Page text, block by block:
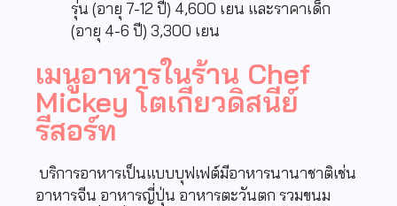
รุ่น (อายุ 7-12 ปี) 4,600 เยน และราคาเด็ก
(อายุ 4-6 ปี) 3,300 เยน
เมนูอาหารในร้าน Chef
Mickey โตเกียวดิสนีย์
รีสอร์ท
บริการอาหารเป็นแบบบุฟเฟต์มีอาหารนานาชาติเช่น
อาหารจีน อาหารญี่ปุ่น อาหารตะวันตก รวมขนม